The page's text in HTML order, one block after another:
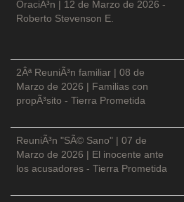
OraciÃ³n | 12 de Marzo de 2026 -
Roberto Stevenson E.
2Âª ReuniÃ³n familiar | 08 de
Marzo de 2026 | Familias con
propÃ³sito - Tierra Prometida
ReuniÃ³n "SÃ© Sano" | 07 de
Marzo de 2026 | El inocente ante
los acusadores - Tierra Prometida